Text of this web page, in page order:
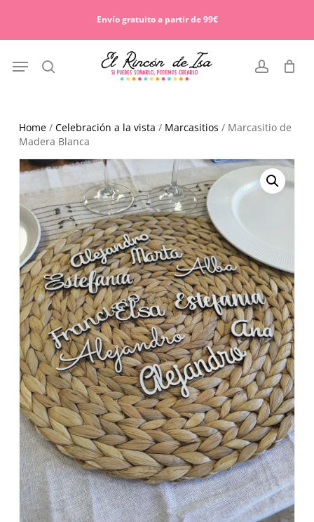
Envío gratuito a partir de 99€
search account
Menu
Cart
Home/ Celebración a la vista / Marcasitios / Marcasitio de
Madera Blanca